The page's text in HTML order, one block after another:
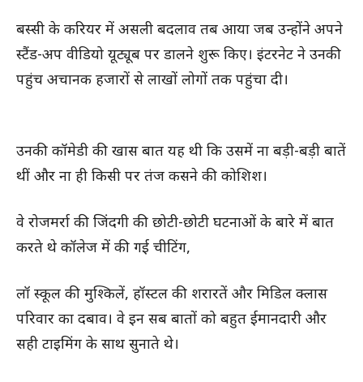
बस्सी के करियर में असली बदलाव तब आया जब उन्होंने अपने
स्टैंड-अप वीडियो यूट्यूब पर डालने शुरू किए। इंटरनेट ने उनकी
पहुंच अचानक हजारों से लाखों लोगों तक पहुंचा दी।
उनकी कॉमेडी की खास बात यह थी कि उसमें ना बड़ी-बड़ी बातें
थीं और ना ही किसी पर तंज कसने की कोशिश।
वे रोजमर्रा की जिंदगी की छोटी-छोटी घटनाओं के बारे में बात
करते थे कॉलेज में की गई चीटिंग,
लॉ स्कूल की मुश्किलें, हॉस्टल की शरारतें और मिडिल क्लास
परिवार का दबाव। वे इन सब बातों को बहुत ईमानदारी और
सही टाइमिंग के साथ सुनाते थे।